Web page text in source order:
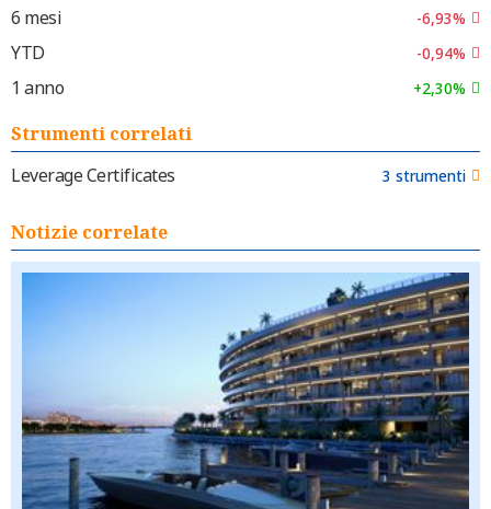
6 mesi -6,93%
YTD -0,94%
1 anno +2,30%
Strumenti correlati
Leverage Certificates
3 strumenti
Notizie correlate